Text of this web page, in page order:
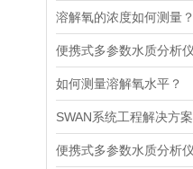
溶解氧的浓度如何测量？
如何测量溶解氧水平？
SWAN系统工程解决方案